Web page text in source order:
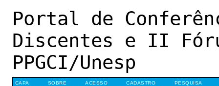
Portal de
Discentes e II
PPGCI/Unesp
CAPA SOBRE ACESSO CADASTRO
PESQUISA